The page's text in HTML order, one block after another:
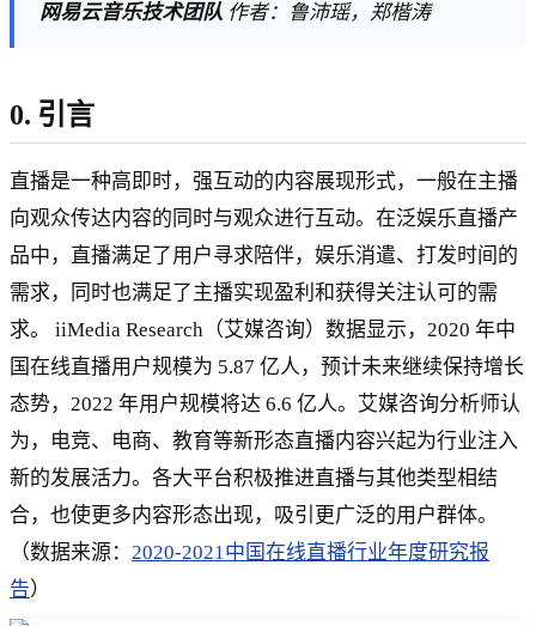
网易云音乐技术团队 作者：鲁沛瑶，郑楷涛
0. 引言
直播是一种高即时，强互动的内容展现形式，一般在主播
向观众传达内容的同时与观众进行互动。在泛娱乐直播产
品中，直播满足了用户寻求陪伴，娱乐消遣、打发时间的
需求，同时也满足了主播实现盈利和获得关注认可的需
求。 iiMedia Research（艾媒咨询）数据显示，2020 年中
国在线直播用户规模为 5.87 亿人，预计未来继续保持增长
态势，2022 年用户规模将达 6.6 亿人。艾媒咨询分析师认
为，电竞、电商、教育等新形态直播内容兴起为行业注入
新的发展活力。各大平台积极推进直播与其他类型相结
合，也使更多内容形态出现，吸引更广泛的用户群体。
（数据来源： 2020-2021中国在线直播行业年度研究报
告）